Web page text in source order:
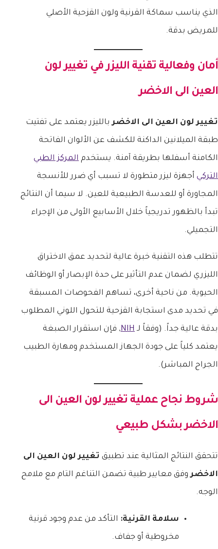
الذي يناسب سماكة القرنية ولون القزحية الأصلي
للمريض بدقة.
أمان وفعالية تقنية الليزر في تغيير لون
العين الى الاخضر
تغيير لون العين الى الاخضربالليزر يعتمد على تفتيت
طبقة الميلانين الداكنة للكشف عن الألوان الفاتحة
الكامنة أسفلها بطريقة آمنة. يستخدم المركز الطبي
التركي أجهزة ليزر متطورة لا تسبب أي ضرر للأنسجة
المجاورة أو للعدسة الطبيعية للعين. لا سيما أن النتائج
تبدأ بالظهور تدريجياً خلال الأسابيع الأولى من الإجراء
التجميلي.
تتطلب هذه التقنية خبرة عالية لتحديد عمق الاختراق
الليزري لضمان عدم التأثير على حدة الإبصار أو الوظائف
الحيوية. من ناحية أخرى، تساهم الفحوصات المسبقة
في تحديد مدى استجابة القزحية للتحول اللوني المطلوب
بدقة عالية جداً. (وفقاً لـ NIH, فإن استقرار الصبغة
يعتمد كلياً على جودة الجهاز المستخدم ومهارة الطبيب
الجراح المباشر).
شروط نجاح عملية تغيير لون العين الى
الاخضربشكل طبيعي
تتحقق النتائج المثالية عند تطبيق تغيير لون العين الى
الاخضروفق معايير طبية تضمن التناغم التام مع ملامح
الوجه.
سلامة القرنية: التأكد من عدم وجود قرنية
مخروطية أو جفاف.